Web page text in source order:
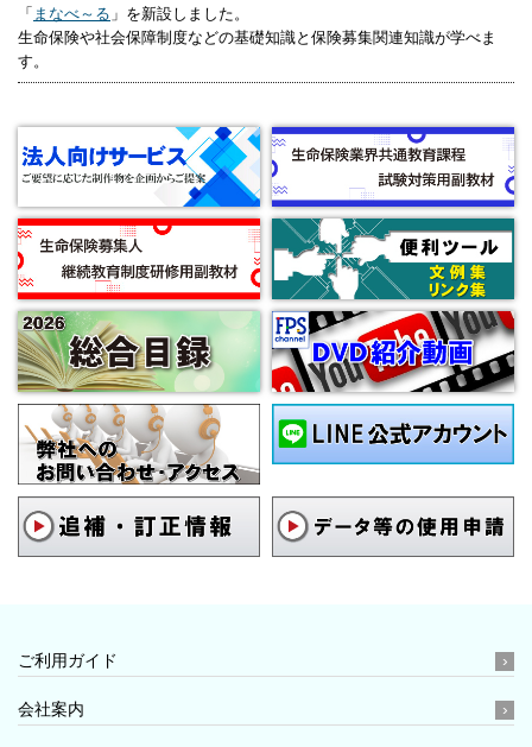
「 まなべ～る 」を新設しました。
生命保険や社会保障制度などの基礎知識と保険募集関連知識が学べま
す。
ご利用ガイド
会社案内